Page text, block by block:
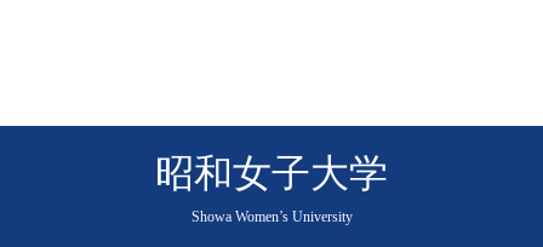
昭和女子大学
Showa Women’s University